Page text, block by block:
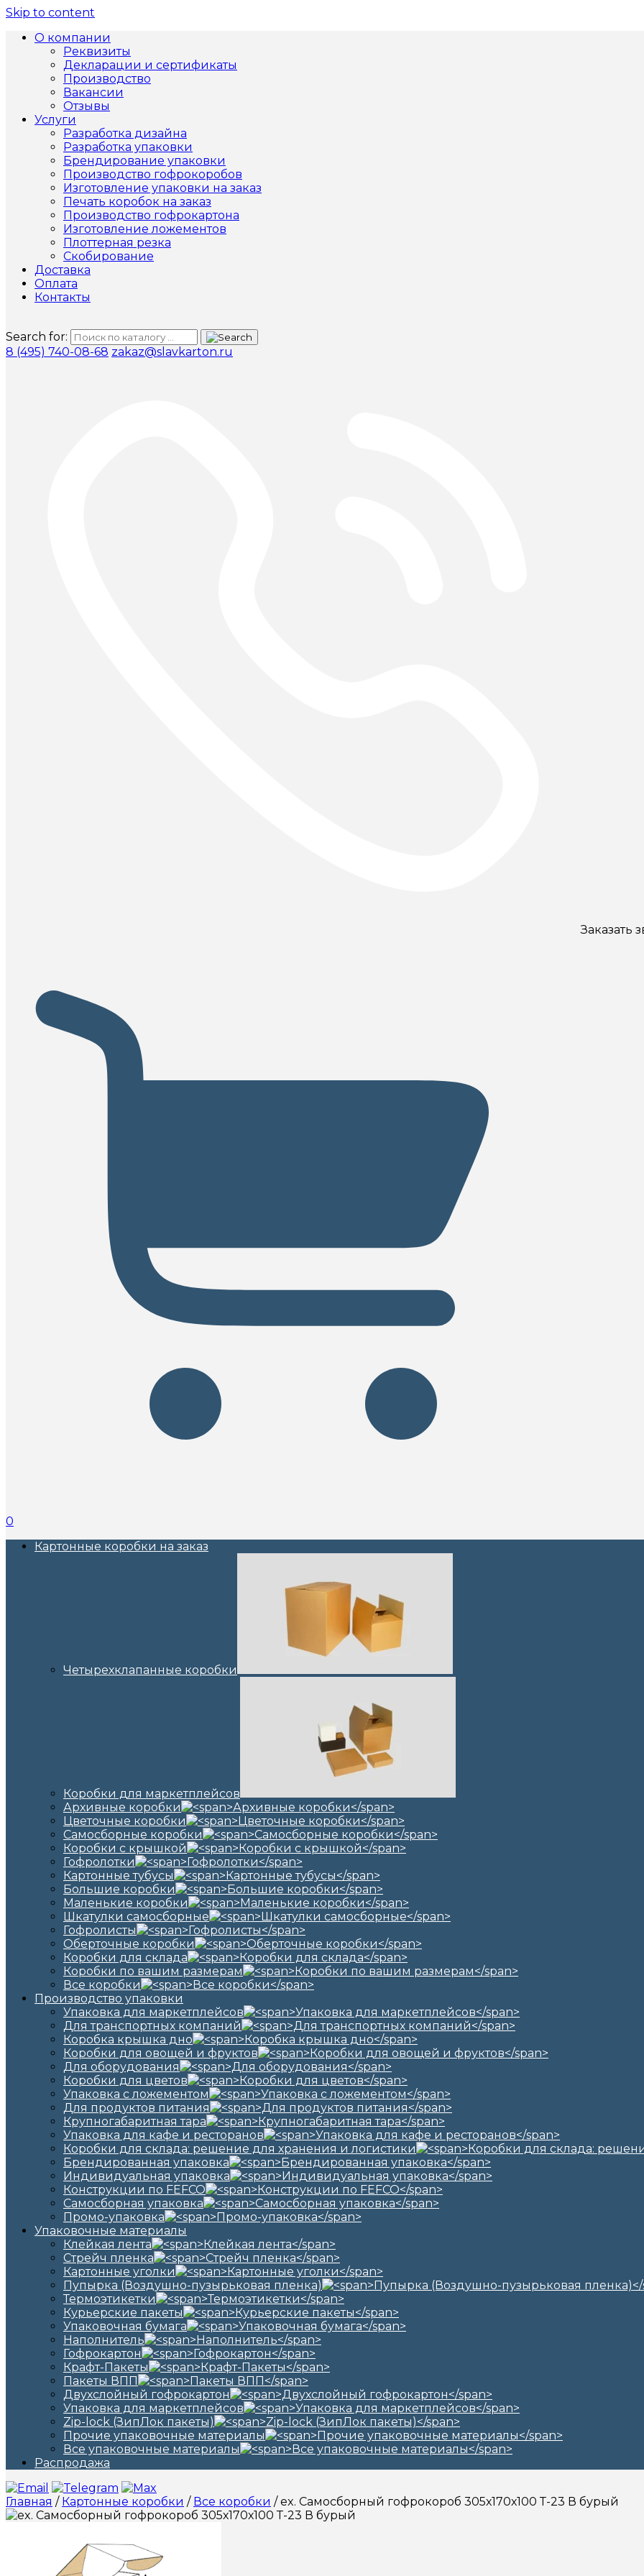
Skip to content
О компании
Реквизиты
Декларации и сертификаты
Производство
Вакансии
Отзывы
Услуги
Разработка дизайна
Разработка упаковки
Брендирование упаковки
Производство гофрокоробов
Изготовление упаковки на заказ
Печать коробок на заказ
Производство гофрокартона
Изготовление ложементов
Плоттерная резка
Скобирование
Доставка
Оплата
Контакты
Search for:
8 (495) 740-08-68 zakaz@slavkarton.ru
Заказать
0
Картонные коробки на заказ
Четырехклапанные коробки
Коробки для маркетплейсов
Архивные коробки
Цветочные коробки
Самосборные коробки
Коробки с крышкой
Гофролотки
Картонные тубусы
Большие коробки
Маленькие коробки
Шкатулки самосборные
Гофролисты
Оберточные коробки
Коробки для склада
Коробки по вашим размерам
Все коробки
Производство упаковки
Упаковка для маркетплейсов
Для транспортных компаний
Коробка крышка дно
Коробки для овощей и фруктов
Для оборудования
Коробки для цветов
Упаковка с ложементом
Для продуктов питания
Крупногабаритная тара
Упаковка для кафе и ресторанов
Коробки для склада: решение для хранения и логистики
Брендированная упаковка
Индивидуальная упаковка
Конструкции по FEFCO
Самосборная упаковка
Промо-упаковка
Упаковочные материалы
Клейкая лента
Стрейч пленка
Картонные уголки
Пупырка (Воздушно-пузырьковая пленка)
Термоэтикетки
Курьерские пакеты
Упаковочная бумага
Наполнитель
Гофрокартон
Крафт-Пакеты
Пакеты ВПП
Двухслойный гофрокартон
Упаковка для маркетплейсов
Zip-lock (ЗипЛок пакеты)
Прочие упаковочные материалы
Все упаковочные материалы
Распродажа
Главная / Картонные коробки / Все коробки / ex. Самосборный гофрокороб 305х170х100 Т-23 В бурый